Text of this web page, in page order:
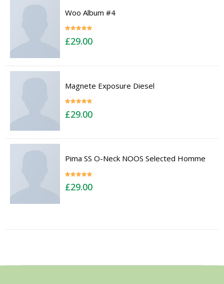
Woo Album #4
out of 5
£29.00
Magnete Exposure Diesel
out of 5
£29.00
Pima SS O-Neck NOOS Selected Homme
out of 5
£29.00